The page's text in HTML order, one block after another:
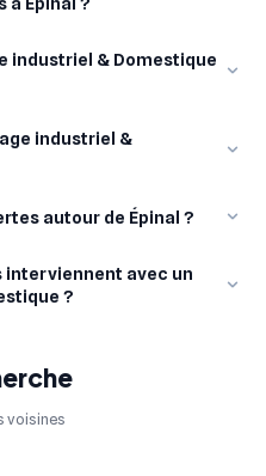
industriel & Domestique
industriel &
autour de Épinal ?
interviennent avec un
?
voisines